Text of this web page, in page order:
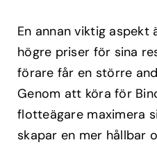
En annan viktig
högre priser för sina
förare får en större
Genom att köra för
flotteägare maximera
skapar en mer hållbar